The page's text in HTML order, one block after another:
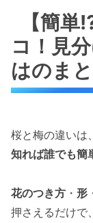
【簡
コ！見
はのま
桜と梅の違いは
知れば誰でも簡
花のつき方 ・ 形
押さえるだけで